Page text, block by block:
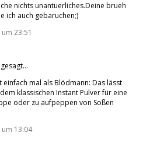
nichts unantuerliches.Deine brueh
ich auch gebaruchen;)
23:51
einfach mal als Blödmann: Das lässt
klassischen Instant Pulver für eine
oder zu aufpeppen von Soßen
13:04